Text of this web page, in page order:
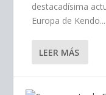
destacadísima
Europa de Kendo...
LEER MÁS